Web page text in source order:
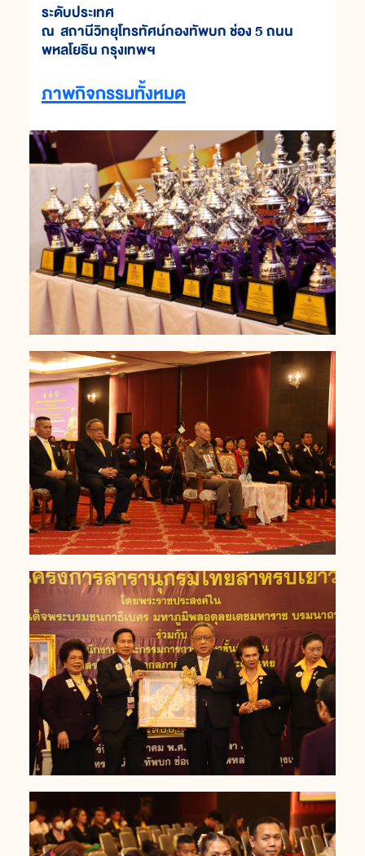
ระดับประเทศ
ณ สถานีวิทยุโทรทัศน์กองทัพบก ช่อง 5 ถนน
พหลโยธิน กรุงเทพฯ
ภาพกิจกรรมทั้งหมด